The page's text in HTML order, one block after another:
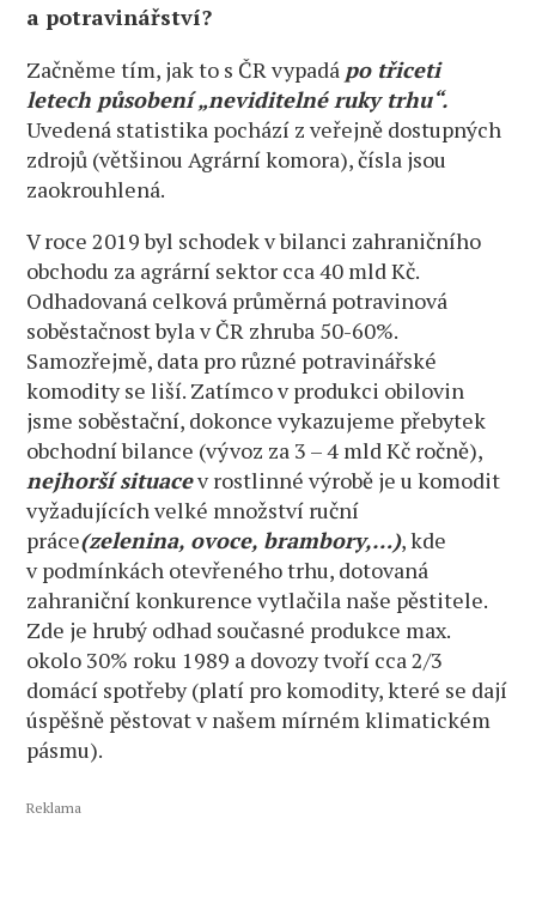
a potravinářství?
Začněme tím, jak to s ČR vypadá po třiceti
letech působení „neviditelné ruky trhu“.
Uvedená statistika pochází z veřejně dostupných
zdrojů (většinou Agrární komora), čísla jsou
zaokrouhlená.
V roce 2019 byl schodek v bilanci zahraničního
obchodu za agrární sektor cca 40 mld Kč.
Odhadovaná celková průměrná potravinová
soběstačnost byla v ČR zhruba 50-60%.
Samozřejmě, data pro různé potravinářské
komodity se liší. Zatímco v produkci obilovin
jsme soběstační, dokonce vykazujeme přebytek
obchodní bilance (vývoz za 3 – 4 mld Kč ročně),
nejhorší situacev rostlinné výrobě je u komodit
vyžadujících velké množství ruční
práce(zelenina, ovoce, brambory,…), kde
v podmínkách otevřeného trhu, dotovaná
zahraniční konkurence vytlačila naše pěstitele.
Zde je hrubý odhad současné produkce max.
okolo 30% roku 1989 a dovozy tvoří cca 2/3
domácí spotřeby (platí pro komodity, které se dají
úspěšně pěstovat v našem mírném klimatickém
pásmu).
Reklama